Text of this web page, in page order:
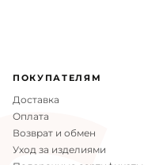
ПОКУПАТЕЛЯМ
Доставка
Оплата
Возврат и обмен
Уход за изделиями